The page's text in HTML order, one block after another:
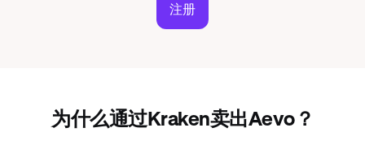
注册
为什么通过Kraken卖出Aevo？